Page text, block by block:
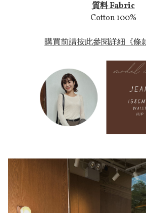
質料 Fabric
Cotton 100%
購買前請按此參閱詳細《條